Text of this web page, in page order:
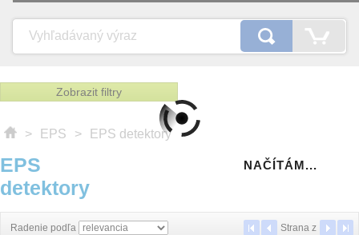
Zobrazit filtry
> EPS > EPS detektory
EPS
detektory
Radenie podľa Strana z
NAČÍTÁM...